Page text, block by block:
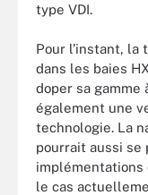
type VDI.
Pour l’instant, la
dans les baies
doper sa gamme
également une
technologie. La
pourrait aussi se
implémentations
le cas